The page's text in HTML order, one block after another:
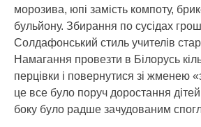
морозива, юпі замість компоту,
бульйону. Збирання по сусідах
Солдафонський стиль учителів
Намагання провезти в Білорусь
перцівки і повернутися зі жменею
це все було поруч доростання дітей
боку було радше зачудованим